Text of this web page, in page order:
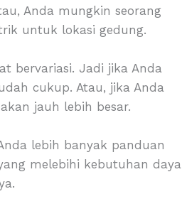
Anda mungkin seorang
untuk lokasi gedung.
bervariasi. Jadi jika Anda
cukup. Atau, jika Anda
jauh lebih besar.
lebih banyak panduan
melebihi kebutuhan daya